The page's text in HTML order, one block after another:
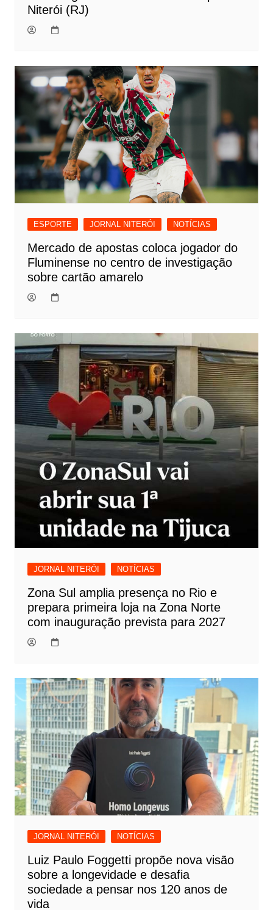
Niterói (RJ)
ESPORTE JORNAL NITERÓI NOTÍCIAS
Mercado de apostas coloca jogador do
Fluminense no centro de investigação
sobre cartão amarelo
JORNAL NITERÓI NOTÍCIAS
Zona Sul amplia presença no Rio e
prepara primeira loja na Zona Norte
com inauguração prevista para 2027
JORNAL NITERÓI NOTÍCIAS
Luiz Paulo Foggetti propõe nova visão
sobre a longevidade e desafia
sociedade a pensar nos 120 anos de
vida